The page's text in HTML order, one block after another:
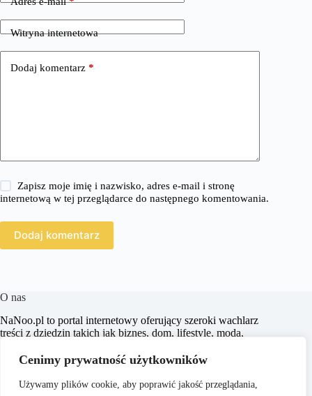
Cenimy prywatność użytkowników
Używamy plików cookie, aby poprawić jakość przeglądania,
Witryna internetowa
Dodaj komentarz *
Zapisz moje imię i nazwisko, adres e-mail i stronę
internetową w tej przeglądarce do następnego komentowania.
Dodaj komentarz
O nas
​NaNoo.pl to portal internetowy oferujący szeroki wachlarz
treści z dziedzin takich jak biznes, dom, lifestyle, moda,
celem jest dostarczanie czytelnikom rzetelnych i inspirujących
artykułów, które wspierają ich w podejmowaniu świadomych
decyzji oraz poszerzają horyzonty.